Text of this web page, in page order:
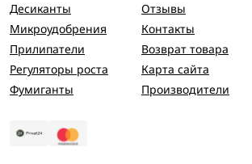
Десиканты
Микроудобрения
Прилипатели
Регуляторы роста
Фумиганты
Отзывы
Контакты
Возврат товара
Карта сайта
Производители